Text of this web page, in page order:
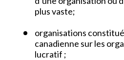
plus vaste;
organisations
canadienne sur les
lucratif ;